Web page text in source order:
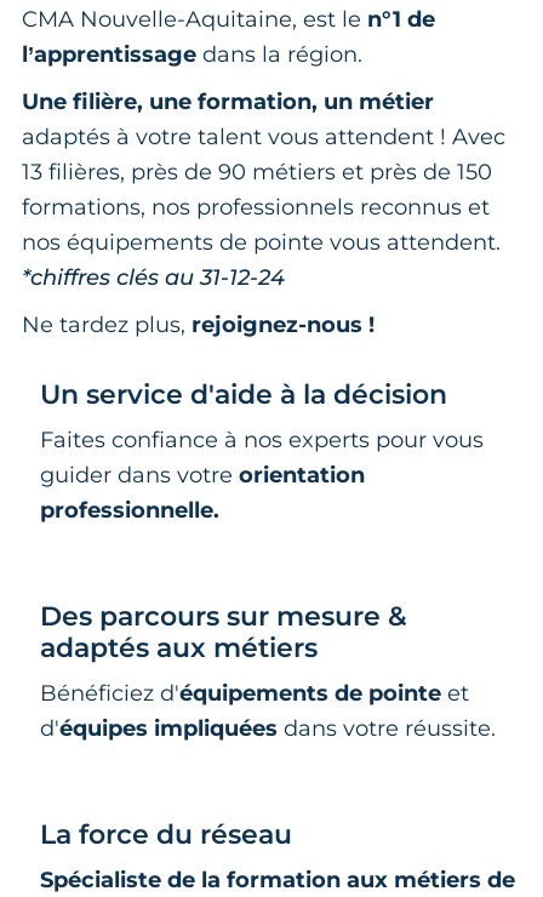
CMA Nouvelle-Aquitaine, est le n°1 de
l’apprentissage dans la région.
Une filière, une formation, un métier
adaptés à votre talent vous attendent ! Avec
13 filières, près de 90 métiers et près de 150
formations, nos professionnels reconnus et
nos équipements de pointe vous attendent.
*chiffres clés au 31-12-24
Ne tardez plus, rejoignez-nous !
Un service d'aide à la décision
Faites confiance à nos experts pour vous
guider dans votre orientation
professionnelle.
Des parcours sur mesure &
adaptés aux métiers
Bénéficiez d'équipements de pointe et
d'équipes impliquées dans votre réussite.
La force du réseau
Spécialiste de la formation aux métiers de